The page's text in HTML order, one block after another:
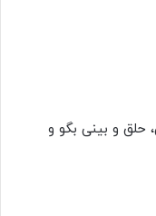
و بینی بگو و